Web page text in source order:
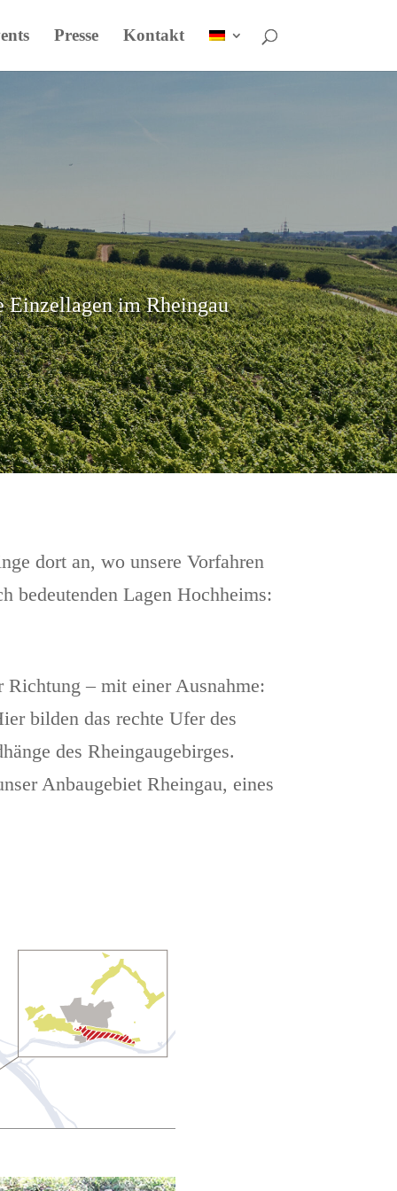
Presse Kontakt
Einzellagen im Rheingau
dort an, wo unsere Vorfahren
bedeutenden Lagen Hochheims:
– mit einer Ausnahme:
bilden das rechte Ufer des
des Rheingaugebirges.
Anbaugebiet Rheingau, eines